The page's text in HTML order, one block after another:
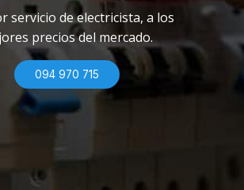
servicio de electricista, a los
precios del mercado.
094 970 715